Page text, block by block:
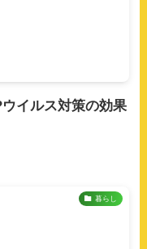
イルス対策の効果
暮らし